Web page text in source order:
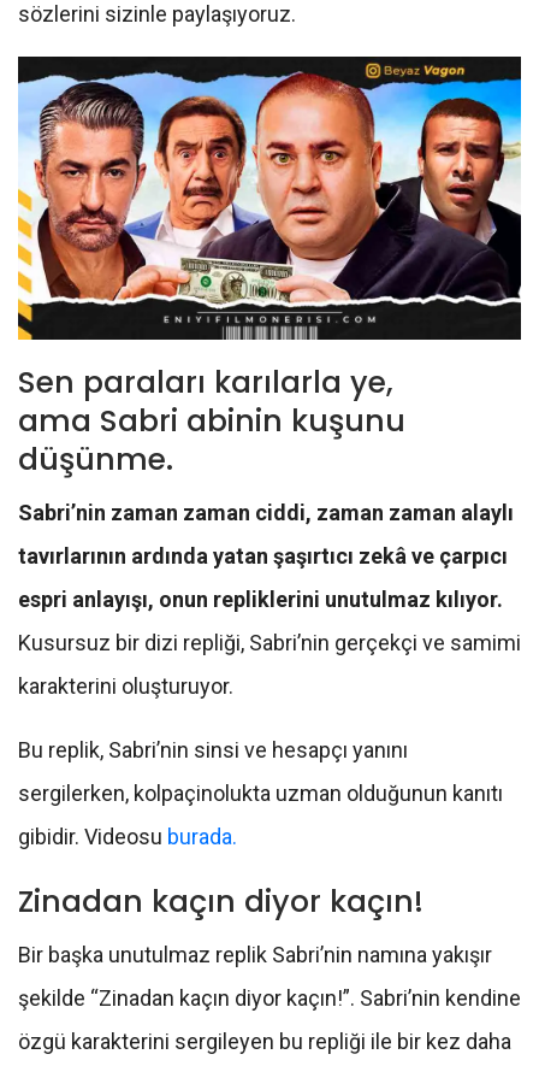
sözlerini sizinle paylaşıyoruz.
Sen paraları karılarla ye,
ama Sabri abinin kuşunu
düşünme.
Sabri’nin zaman zaman ciddi, zaman zaman alaylı
tavırlarının ardında yatan şaşırtıcı zekâ ve çarpıcı
espri anlayışı, onun repliklerini unutulmaz kılıyor.
Kusursuz bir dizi repliği, Sabri’nin gerçekçi ve samimi
karakterini oluşturuyor.
Bu replik, Sabri’nin sinsi ve hesapçı yanını
sergilerken, kolpaçinolukta uzman olduğunun kanıtı
gibidir. Videosu burada.
Zinadan kaçın diyor kaçın!
Bir başka unutulmaz replik Sabri’nin namına yakışır
şekilde “Zinadan kaçın diyor kaçın!”. Sabri’nin kendine
özgü karakterini sergileyen bu repliği ile bir kez daha